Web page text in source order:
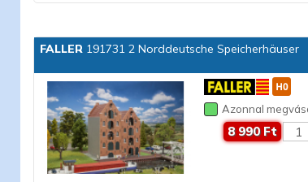
FALLER 191731 2 Norddeutsche Speicherhäuser
Azonnal
8 990 Ft